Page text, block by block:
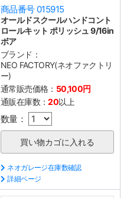
商品番号 015915
オールドスクールハンドコント
ロールキット ポリッシュ 9/16in
ボア
ブランド：
NEO FACTORY(ネオファクトリ
ー)
通常販売価格： 50,100円
通販在庫数：20以上
数量：
ネオガレージ在庫数確認
詳細ページ